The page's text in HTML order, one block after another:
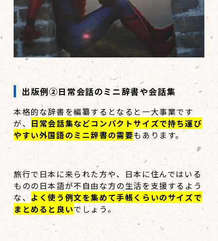
出版例②日常会話のミニ辞書や会話集
本格的な辞書を編纂するとなると一大事業です
が、 日常会話集などコンパクトサイズで持ち運び
やすい外国語のミニ辞書の需要もあります。
旅行で日本に来られた方や、日本に住んではいる
ものの日本語が不自由な方の生活を支援するよう
な、 よく使う例文を集めて手帳くらいのサイズで
まとめると良いでしょう。